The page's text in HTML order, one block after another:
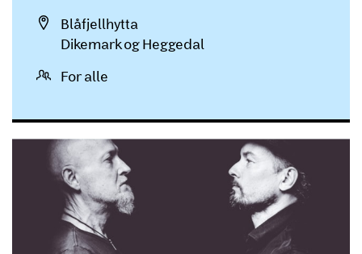
Blåfjellhytta
Dikemark og Heggedal
For alle